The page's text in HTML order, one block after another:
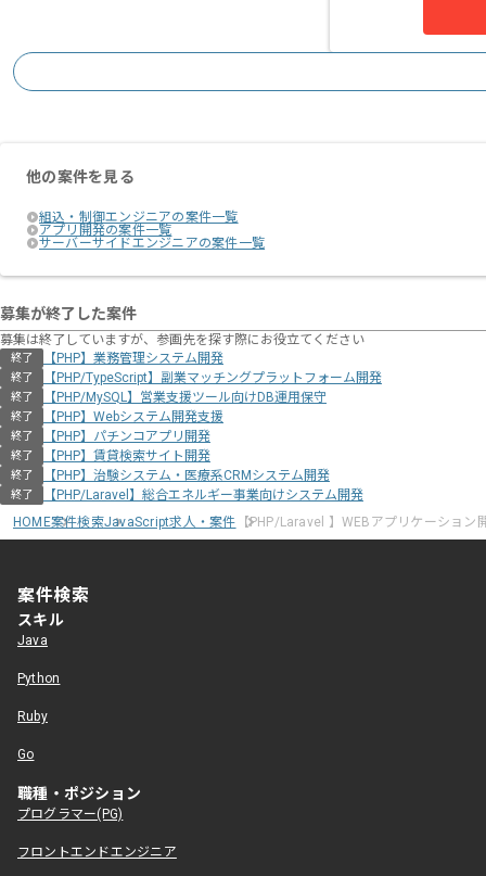
他の案件を見る
組込・制御エンジニアの案件一覧
アプリ開発の案件一覧
サーバーサイドエンジニアの案件一覧
募集が終了した案件
募集は終了していますが、参画先を探す際にお役立てください
終了 【PHP】業務管理システム開発
終了 【PHP/TypeScript】副業マッチングプラットフォーム開発
終了 【PHP/MySQL】営業支援ツール向けDB運用保守
終了 【PHP】Webシステム開発支援
終了 【PHP】パチンコアプリ開発
終了 【PHP】賃貸検索サイト開発
終了 【PHP】治験システム・医療系CRMシステム開発
終了
【PHP/Laravel】総合エネルギー事業向けシステム開発
HOME案件検索JavaScript求人・案件 【PHP/Laravel 】WEBアプリケーション
案件検索
スキル
Java
Python
Ruby
Go
職種・ポジション
プログラマー(PG)
フロントエンドエンジニア